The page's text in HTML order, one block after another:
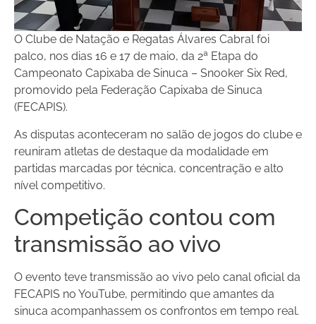
O Clube de Natação e Regatas Álvares Cabral foi
palco, nos dias 16 e 17 de maio, da 2ª Etapa do
Campeonato Capixaba de Sinuca – Snooker Six Red,
promovido pela Federação Capixaba de Sinuca
(FECAPIS).
As disputas aconteceram no salão de jogos do clube e
reuniram atletas de destaque da modalidade em
partidas marcadas por técnica, concentração e alto
nível competitivo.
Competição contou com
transmissão ao vivo
O evento teve transmissão ao vivo pelo canal oficial da
FECAPIS no YouTube, permitindo que amantes da
sinuca acompanhassem os confrontos em tempo real.